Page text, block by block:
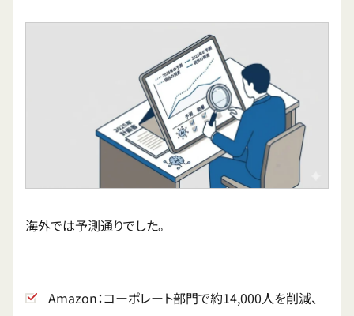
海外では予測通りでした。
Amazon：コーポレート部門で約14,000人を削減、